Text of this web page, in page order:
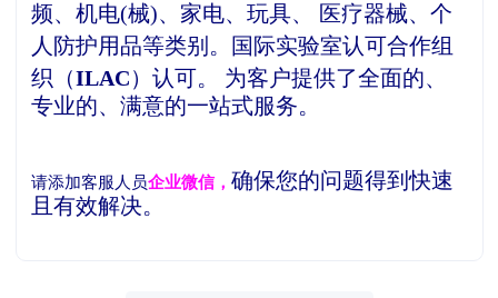
频、机电(械)、家电、玩具、 医疗器械、个
人防护用品等类别。
国际实验室认可合作组
织（ILAC）认可。
为客户提供了全面的、
专业的、满意的一站式服务。
请添加客服人员企业微信，确保您的问题得到快速
且有效解决。